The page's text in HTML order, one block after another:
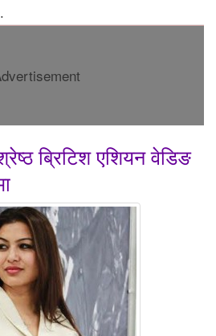
ब्रिटिश एशियन वेडिङ